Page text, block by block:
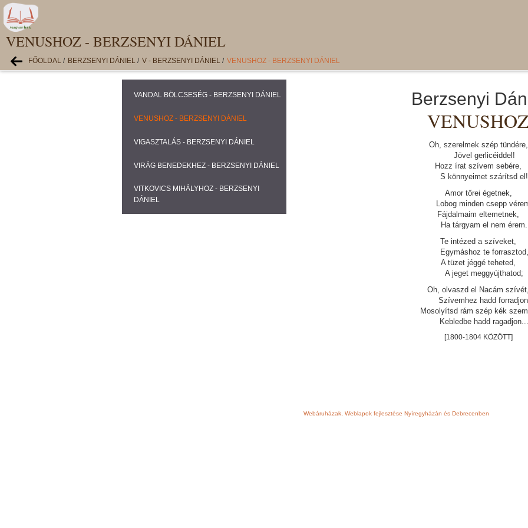
VENUSHOZ - BERZSENYI DÁNIEL
FŐOLDAL / BERZSENYI DÁNIEL / V - BERZSENYI DÁNIEL / VENUSHOZ - BERZSENYI DÁNIEL
VANDAL BÖLCSESÉG - BERZSENYI DÁNIEL
VENUSHOZ - BERZSENYI DÁNIEL
VIGASZTALÁS - BERZSENYI DÁNIEL
VIRÁG BENEDEKHEZ - BERZSENYI DÁNIEL
VITKOVICS MIHÁLYHOZ - BERZSENYI
DÁNIEL
Berzsenyi
VENUSHOZ
Oh, szerelmek szép tündére,
Jövel gerlicéiddel!
Hozz írat szívem sebére,
S könnyeimet szárítsd el!
Amor tőrei égetnek,
Lobog minden csepp
Fájdalmaim eltemetnek,
Ha tárgyam el nem érem.
Te intézed a szíveket,
Egymáshoz te forrasztod,
A tüzet jéggé teheted,
A jeget meggyújthatod;
Oh, olvaszd el Nacám szívét,
Szívemhez hadd
Mosolyítsd rám szép kék
Kebledbe hadd ragadjon...
[1800-1804 KÖZÖTT]
Webáruházak, Weblapok fejlesztése Nyíregyházán és Debrecenben